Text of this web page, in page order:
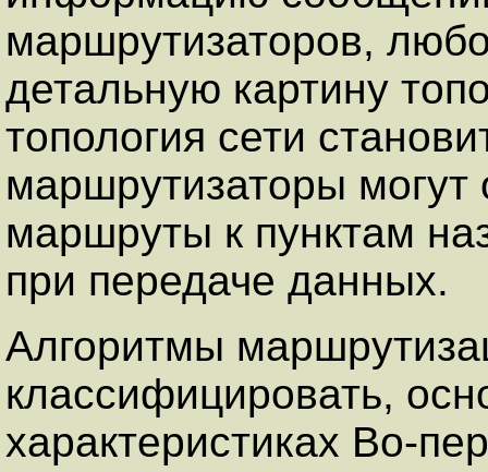
маршрутизаторов,
детальную картину
топология сети
маршрутизаторы
маршруты к пунктам
при передаче данных.
Алгоритмы
классифицировать,
характеристиках Во-